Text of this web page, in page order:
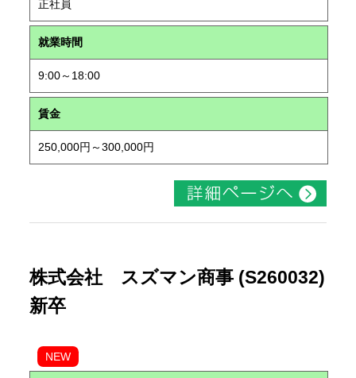
正社員
就業時間
9:00～18:00
賃金
250,000円～300,000円
株式会社 スズマン商事 (S260032)
新卒
NEW